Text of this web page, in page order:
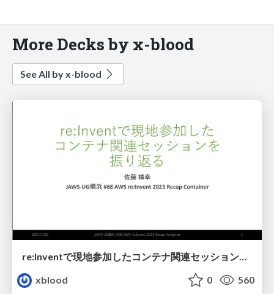
More Decks by x-blood
See All by x-blood
re:Inventで現地参加したコンテナ関連セッションを振り返る
xblood
0 560